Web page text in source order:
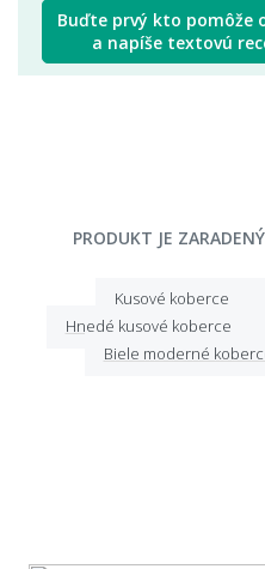
Buďte prvý kto pomôže
a napíše textovú
PRODUKT JE
Kusové koberce
Hnedé kusové koberce
Biele moderné